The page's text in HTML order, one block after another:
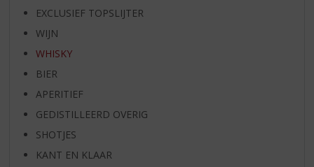
EXCLUSIEF TOPSLIJTER
WIJN
WHISKY
BIER
APERITIEF
GEDISTILLEERD OVERIG
SHOTJES
KANT EN KLAAR